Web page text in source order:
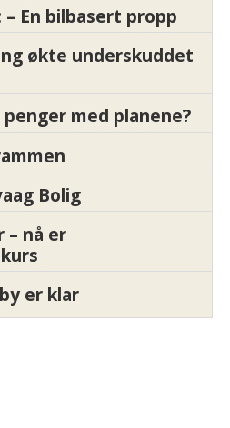
En bilbasert propp
økte underskuddet
med planene?
Bolig
nå er
er klar